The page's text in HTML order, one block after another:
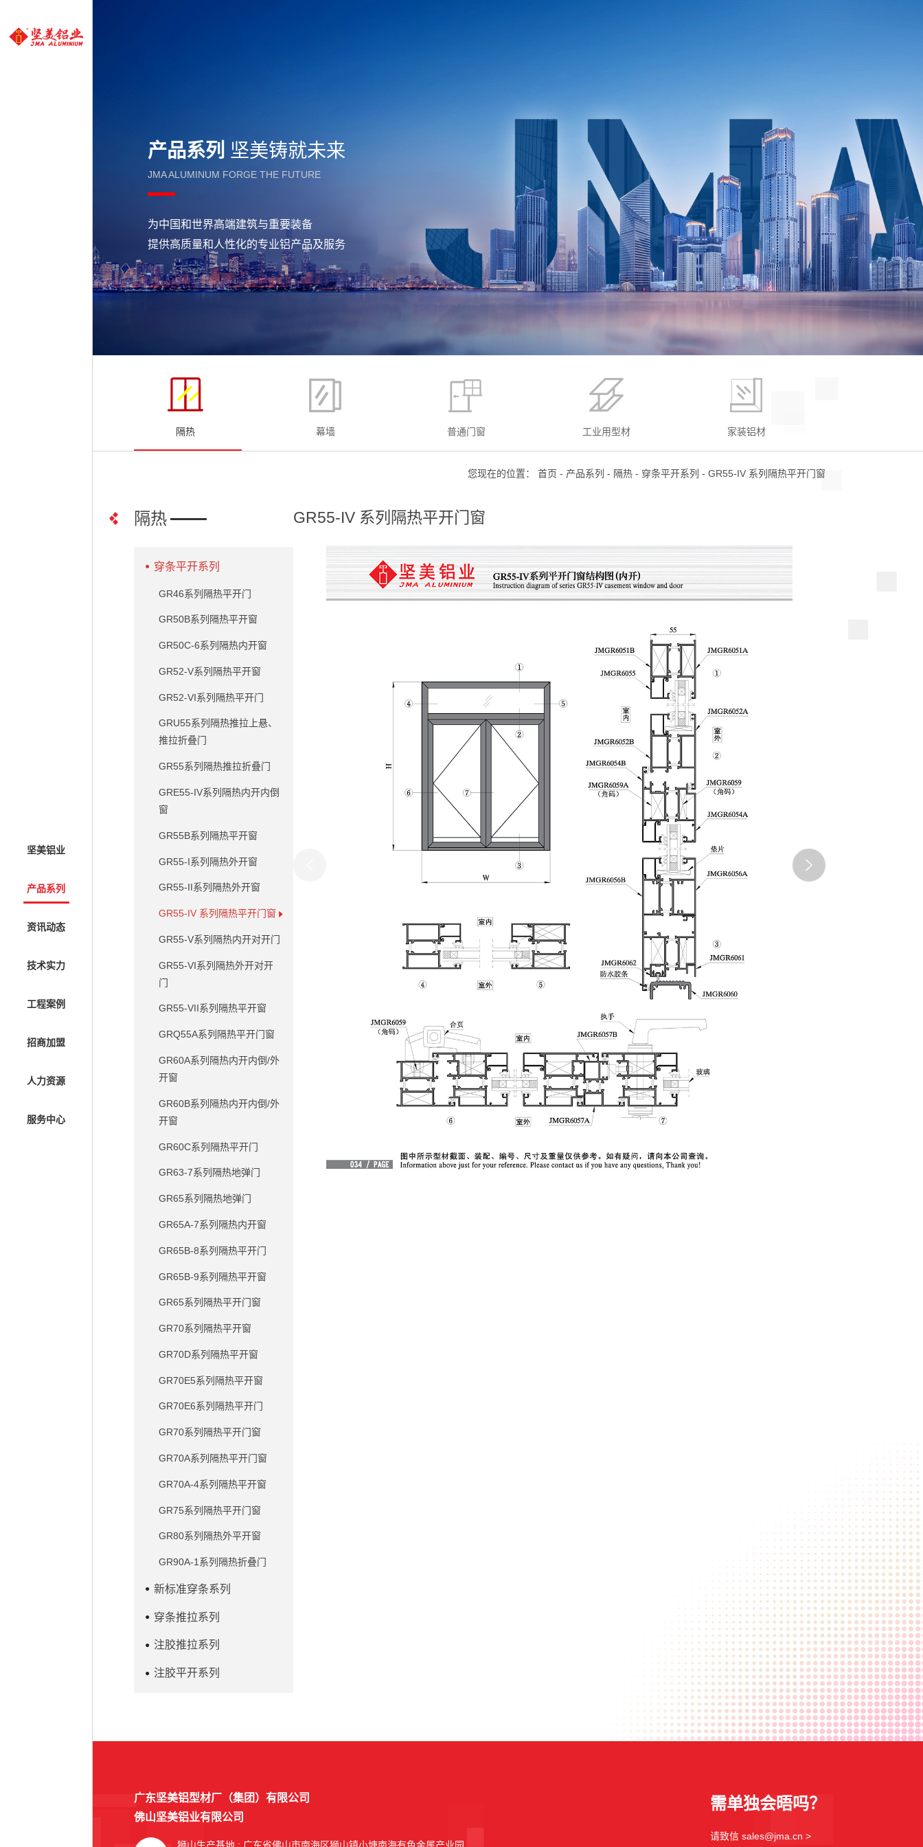
坚美铝业
产品系列
资讯动态
技术实力
工程案例
招商加盟
人力资源
服务中心
产品系列 坚美铸就未来
JMA ALUMINUM FORGE THE FUTURE
为中国和世界高端建筑与重要装备
提供高质量和人性化的专业铝产品及服务
隔热 幕墙 普通门窗 工业用型材 家装铝材
您现在的位置： 首页 - 产品系列 - 隔热 - 穿条平开系列 -GR55-IV 系列隔热平开门窗
隔热
穿条平开系列
GR46系列隔热平开门
GR50B系列隔热平开窗
GR50C-6系列隔热内开窗
GR52-V系列隔热平开窗
GR52-VI系列隔热平开门
GRU55系列隔热推拉上悬、
推拉折叠门
GR55系列隔热推拉折叠门
GRE55-IV系列隔热内开内倒
窗
GR55B系列隔热平开窗
GR55-I系列隔热外开窗
GR55-II系列隔热外开窗
GR55-IV 系列隔热平开门窗
GR55-V系列隔热内开对开门
GR55-VI系列隔热外开对开
门
GR55-VII系列隔热平开窗
GRQ55A系列隔热平开门窗
GR60A系列隔热内开内倒/外
开窗
GR60B系列隔热内开内倒/外
开窗
GR60C系列隔热平开门
GR63-7系列隔热地弹门
GR65系列隔热地弹门
GR65A-7系列隔热内开窗
GR65B-8系列隔热平开门
GR65B-9系列隔热平开窗
GR65系列隔热平开门窗
GR70系列隔热平开窗
GR70D系列隔热平开窗
GR70E5系列隔热平开窗
GR70E6系列隔热平开门
GR70系列隔热平开门窗
GR70A系列隔热平开门窗
GR70A-4系列隔热平开窗
GR75系列隔热平开门窗
GR80系列隔热外平开窗
GR90A-1系列隔热折叠门
新标准穿条系列
穿条推拉系列
注胶推拉系列
注胶平开系列
GR55-IV 系列隔热平开门窗
广东坚美铝型材厂（集团）有限公司
佛山坚美铝业有限公司
需单独会晤吗？
请致信 sales@jma.cn >